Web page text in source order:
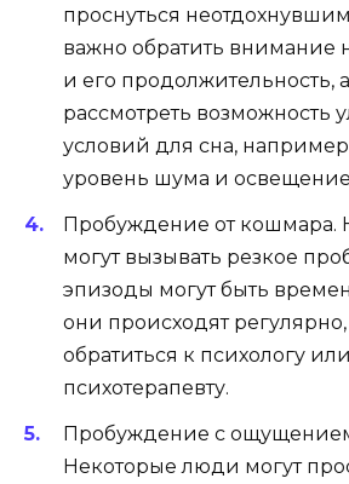
проснуться
важно обратить внимание
и его продолжительность,
рассмотреть возможность
условий для сна,
уровень шума и освещение
Пробуждение от кошмара.
могут вызывать резкое
эпизоды могут быть
они происходят регулярно,
обратиться к психологу или
психотерапевту.
Пробуждение с
Некоторые люди могут